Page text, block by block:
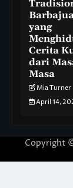
yang
Cerita
dari
Masa
Mia Turner
April 14,
Copyright